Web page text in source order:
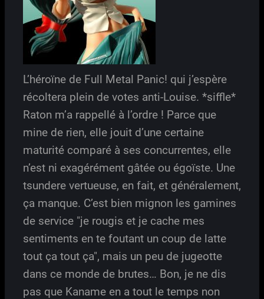
L’héroïne de Full Metal Panic! qui j’espère
récoltera plein de votes anti-Louise. *siffle*
Raton m’a rappellé à l’ordre ! Parce que
mine de rien, elle jouit d’une certaine
maturité comparé à ses concurrentes, elle
n’est ni exagérément gâtée ou égoïste. Une
tsundere vertueuse, en fait, et généralement,
ça manque. C’est bien mignon les gamines
de service "je rougis et je cache mes
sentiments en te foutant un coup de latte
tout ça tout ça", mais un peu de jugeotte
dans ce monde de brutes… Bon, je ne dis
pas que Kaname en a tout le temps non